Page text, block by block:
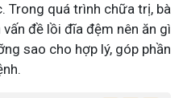
Trong quá trình chữa trị, bà
đề lồi đĩa đệm nên ăn gì
sao cho hợp lý, góp phần